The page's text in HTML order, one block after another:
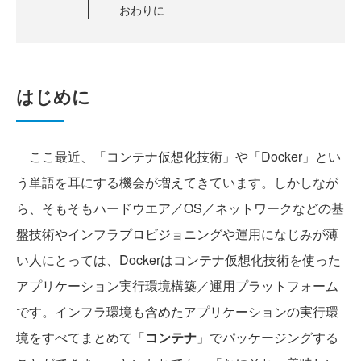
おわりに
はじめに
ここ最近、「コンテナ仮想化技術」や「Docker」とい
う単語を耳にする機会が増えてきています。しかしなが
ら、そもそもハードウエア／OS／ネットワークなどの基
盤技術やインフラプロビジョニングや運用になじみが薄
い人にとっては、Dockerはコンテナ仮想化技術を使った
アプリケーション実行環境構築／運用プラットフォーム
です。インフラ環境も含めたアプリケーションの実行環
境をすべてまとめて「コンテナ 」でパッケージングする